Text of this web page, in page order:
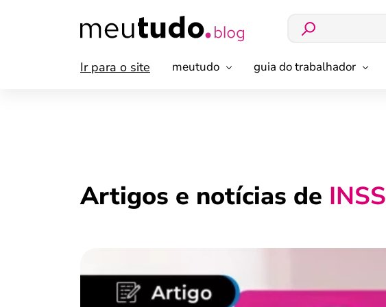
Ir para o site meutudo guia do trabalhador
Artigos e notícias de INSS